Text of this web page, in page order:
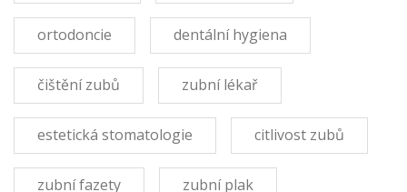
ortodoncie dentální hygiena
čištění zubů zubní lékař
estetická stomatologie citlivost zubů
zubní fazety zubní plak